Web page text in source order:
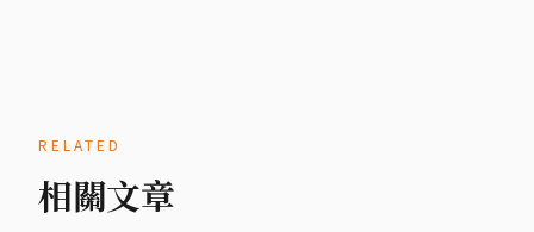
RELATED
相關文章